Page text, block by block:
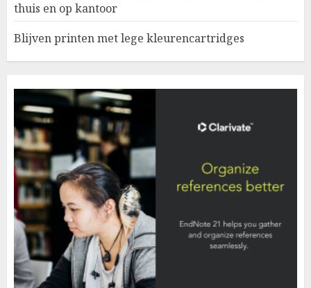
thuis en op kantoor
Blijven printen met lege kleurencartridges